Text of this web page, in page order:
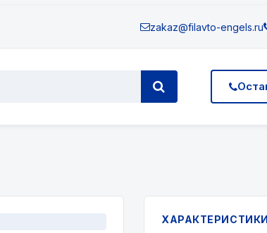
zakaz@filavto-engels.ru
ХАРАКТЕРИСТИКИ